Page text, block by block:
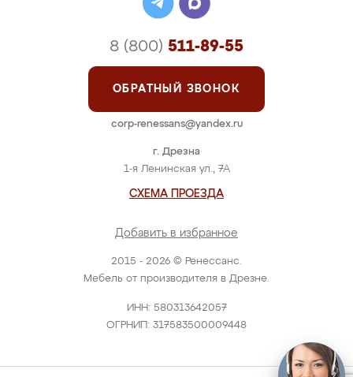
2015 - 2026 © Ренессанс.
Мебель от производителя в Дрезне.
ИНН: 580313642057
ОГРНИП: 317583500009448
г. Дрезна
1-я Ленинская ул., 7А
СХЕМА ПРОЕЗДА
Добавить в избранное
8 (800) 511-89-55
ОБРАТНЫЙ ЗВОНОК
corp-renessans@yandex.ru